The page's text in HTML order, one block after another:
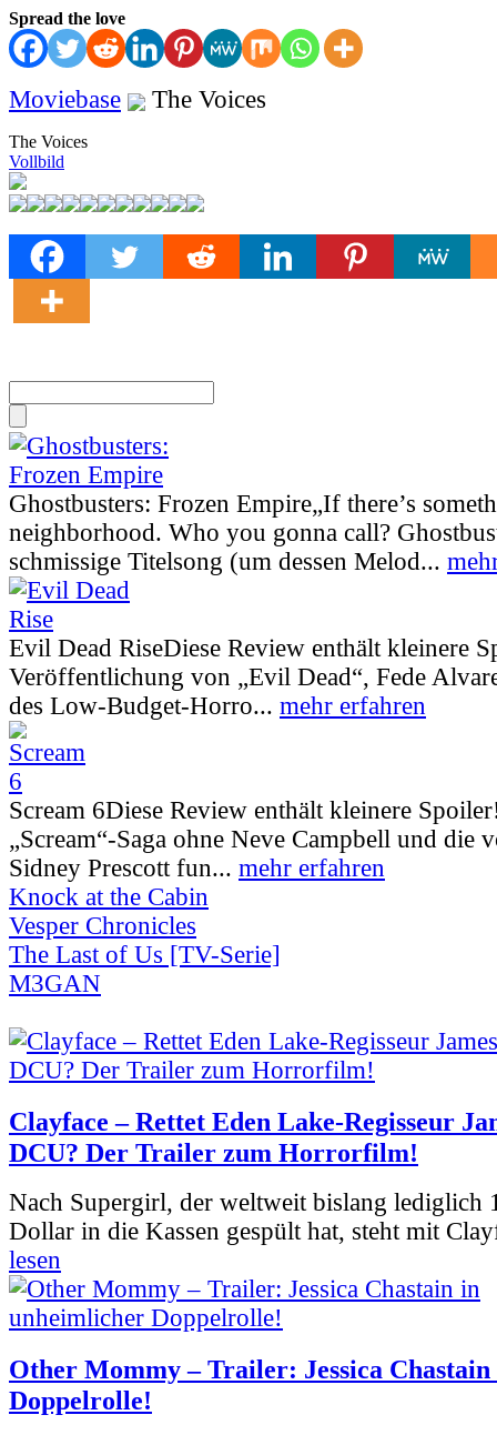
Spread the love
Moviebase The Voices
The Voices
Vollbild
Ghostbusters: Frozen Empire„If there’s
neighborhood. Who you gonna call?
schmissige Titelsong (um dessen Melod...
Evil Dead RiseDiese Review enthält kleinere
Veröffentlichung von „Evil Dead“, Fede
des Low-Budget-Horro... mehr erfahren
Scream 6Diese Review enthält kleinere
„Scream“-Saga ohne Neve Campbell und die
Sidney Prescott fun... mehr erfahren
Knock at the Cabin
Vesper Chronicles
The Last of Us [TV-Serie]
M3GAN
Clayface – Rettet Eden Lake-Regisseur
DCU? Der Trailer zum Horrorfilm!
Nach Supergirl, der weltweit bislang lediglich
Dollar in die Kassen gespült hat, steht mit
lesen
Other Mommy – Trailer: Jessica
Doppelrolle!